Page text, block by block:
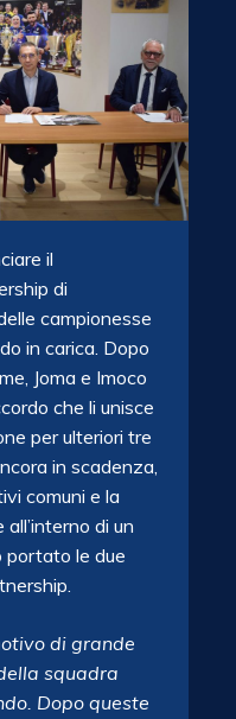
il
di
campionesse
in carica. Dopo
Joma e Imoco
che li unisce
per ulteriori tre
in scadenza,
comuni e la
di un
portato le due
di grande
squadra
Dopo queste